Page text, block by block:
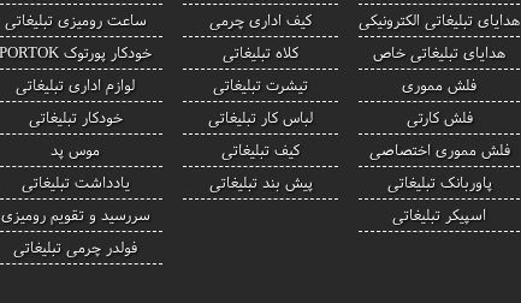
هدایای تبلیغاتی الکترونیکی
هدایای تبلیغاتی خاص
فلش مموری
فلش کارتی
فلش مموری اختصاصی
پاوربانک تبلیغاتی
اسپیکر تبلیغاتی
کیف اداری چرمی
کلاه تبلیغاتی
تیشرت تبلیغاتی
لباس کار تبلیغاتی
کیف تبلیغاتی
پیش بند تبلیغاتی
ساعت رومیزی تبلیغاتی
خودکار پورتوک PORTOK
لوازم اداری تبلیغاتی
خودکار تبلیغاتی
موس پد
یادداشت تبلیغاتی
سررسید و تقویم رومیزی
فولدر چرمی تبلیغاتی